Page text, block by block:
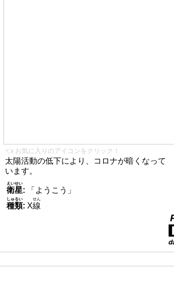
👈 お気に入りのアイコンをクリック！
太陽活動の低下により、コロナが暗くなって
います。
衛星
えいせい
:
「ようこう」
種類
しゅるい
: X線
せん